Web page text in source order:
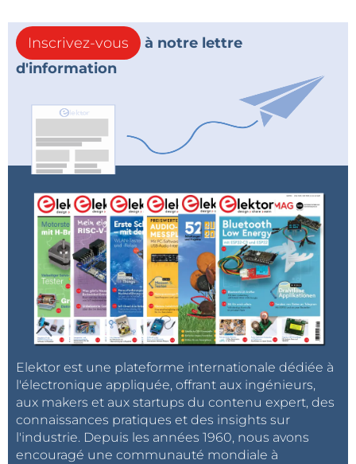
rejoindre l’alliance souligne son engagement à
contribuer au développement des technologies de
communication sans fil de prochaine génération, en
mettant l’accent sur l’innovation et la collaboration.
Andreas Pauly, directeur de la technologie chez
Rohde & Schwarz, a déclaré : « Il est essentiel de
composants technologiques de la 6G, tels que
l'interface aérienne native pour l'IA. En nous
associant à des acteurs industriels de premier plan et
en rejoignant l'AI-RAN Alliance, nous sommes assurés
de toujours rester à l´avant-garde en matière d
´innovation dans le domaine des communications
sans fil. L'écosystème bénéficie ainsi de notre
robuste expérience dans la création de solutions de
test holistiques pour l'industrie des communications
sans-fil. »
Rohde & Schwarz|AI-RAN Alliance
Inscrivez-vous
à notre lettre
d'information
Elektor est une plateforme internationale dédiée à
l'électronique appliquée, offrant aux ingénieurs,
aux makers et aux startups du contenu expert, des
connaissances pratiques et des insights sur
l'industrie. Depuis les années 1960, nous avons
encouragé une communauté mondiale à